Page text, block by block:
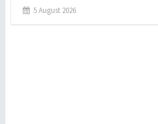
5 August 2026